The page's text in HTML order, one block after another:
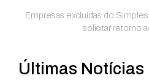
Empresas excluídas do
solicitar retorno
Últimas Notícias